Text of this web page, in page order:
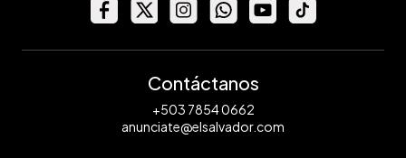
Contáctanos
+503 7854 0662
anunciate@elsalvador.com